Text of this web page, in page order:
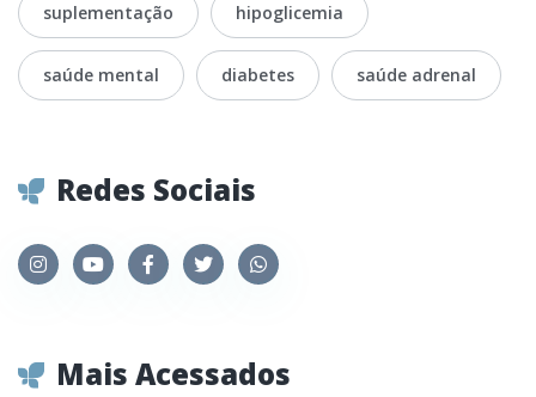
suplementação hipoglicemia
saúde mental diabetes saúde adrenal
Redes Sociais
Mais Acessados